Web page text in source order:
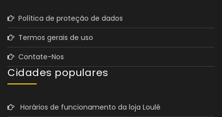
Política de proteção de dados
Termos gerais de uso
Contate-Nos
Cidades populares
Horários de funcionamento da loja Loulé